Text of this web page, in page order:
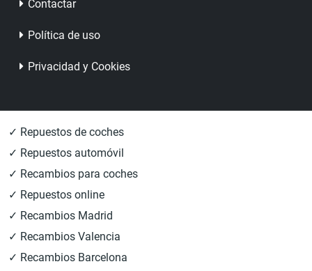
Contactar
Política de uso
Privacidad y Cookies
✓ Repuestos de coches
✓ Repuestos automóvil
✓ Recambios para coches
✓ Repuestos online
✓ Recambios Madrid
✓ Recambios Valencia
✓ Recambios Barcelona